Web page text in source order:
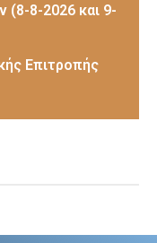
(8-8-2026 και 9-
Επιτροπής